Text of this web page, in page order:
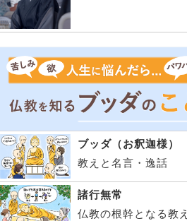
ブッダ（お釈迦様）
教えと名言・逸話
諸行無常
仏教の根幹となる教え